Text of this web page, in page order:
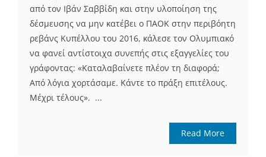
από τον Ιβάν Σαββίδη και στην υλοποίηση της
δέσμευσης να μην κατέβει ο ΠΑΟΚ στην περιβόητη
ρεβάνς Κυπέλλου του 2016, κάλεσε τον Ολυμπιακό
να φανεί αντίστοιχα συνεπής στις εξαγγελίες του
γράφοντας: «Καταλαβαίνετε πλέον τη διαφορά;
Από λόγια χορτάσαμε. Κάντε το πράξη επιτέλους.
Μέχρι τέλους». ...
Read More